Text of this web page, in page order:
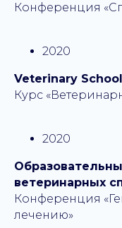
Конференция
2020
Veterinary
Курс
2020
ветеринарных
Конференция
лечению»